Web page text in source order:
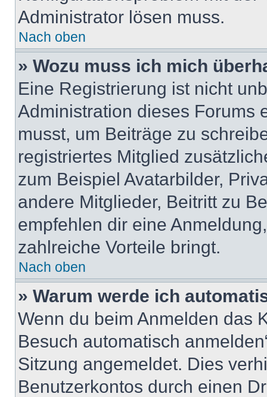
Administrator lösen muss.
Nach oben
» Wozu muss ich mich
Eine Registrierung ist nicht
Administration dieses Forums
musst, um Beiträge zu
registriertes Mitglied
zum Beispiel Avatarbilder,
andere Mitglieder, Beitritt zu
empfehlen dir eine
zahlreiche Vorteile bringt.
Nach oben
» Warum werde ich
Wenn du beim Anmelden das
Besuch automatisch
Sitzung angemeldet. Dies
Benutzerkontos durch einen